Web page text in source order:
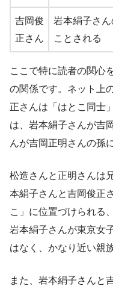
吉岡俊
正さん
岩本絹子さん
ことされる
ここで特に読者の関心
の関係です。ネット上
正さんは「はとこ同士
は、岩本絹子さんが吉
んが吉岡正明さんの孫
松造さんと正明さんは
本絹子さんと吉岡俊正
こ」に位置づけられる
岩本絹子さんが東京女
はなく、かなり近い親
また、岩本絹子さんと